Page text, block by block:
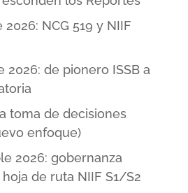
NCG 519 y NIIF
2026: de pionero ISSB a
toma de decisiones
enfoque)
2026: gobernanza
de ruta NIIF S1/S2